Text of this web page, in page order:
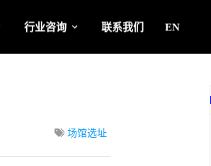
行业咨询 联系我们 EN
场馆选址